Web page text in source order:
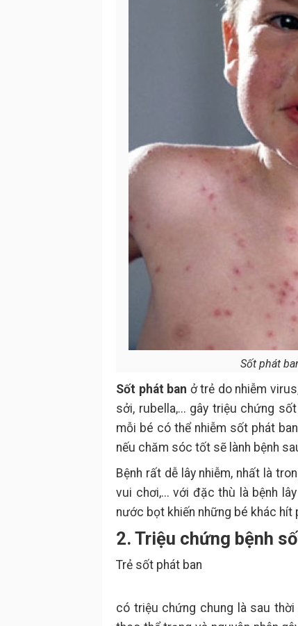
Sốt phát
Sốt phát ban ở trẻ do nhiễm
sởi, rubella,... gây triệu chứng
mỗi bé có thể nhiễm sốt phát
nếu chăm sóc tốt sẽ lành bệnh
Bệnh rất dễ lây nhiễm, nhất là
vui chơi,... với đặc thù là bệnh
nước bọt khiến những bé khác hít
2. Triệu chứng bệnh
Trẻ sốt phát ban
có triệu chứng chung là sau